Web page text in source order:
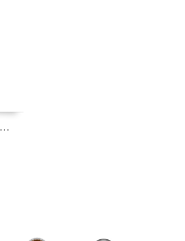
Massive Mass - Vanilla Gelato